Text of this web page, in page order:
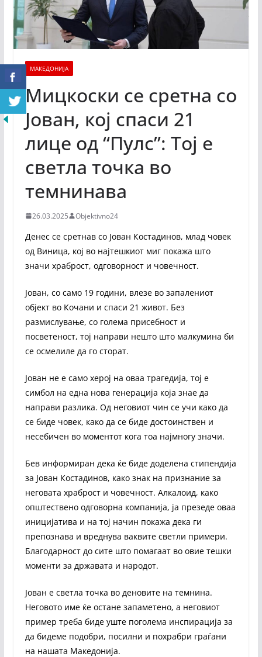
МАКЕДОНИЈА
Мицкоски се сретна со
Јован, кој спаси 21
лице од “Пулс”: Тој е
светла точка во
темнинава
26.03.2025 Objektivno24
Денес се сретнав со Јован Костадинов, млад човек
од Виница, кој во најтешкиот миг покажа што
значи храброст, одговорност и човечност.
Јован, со само 19 години, влезе во запалениот
објект во Кочани и спаси 21 живот. Без
размислување, со голема присебност и
посветеност, тој направи нешто што малкумина би
се осмелиле да го сторат.
Јован не е само херој на оваа трагедија, тој е
симбол на една нова генерација која знае да
направи разлика. Од неговиот чин се учи како да
се биде човек, како да се биде достоинствен и
несебичен во моментот кога тоа најмногу значи.
Бев информиран дека ќе биде доделена стипендија
за Јован Костадинов, како знак на признание за
неговата храброст и човечност. Алкалоид, како
општествено одговорна компанија, ја презеде оваа
иницијатива и на тој начин покажа дека ги
препознава и вреднува ваквите светли примери.
Благодарност до сите што помагаат во овие тешки
моменти за државата и народот.
Јован е светла точка во деновите на темнина.
Неговото име ќе остане запаметено, а неговиот
пример треба биде уште поголема инспирација за
да бидеме подобри, посилни и похрабри граѓани
на нашата Македонија.